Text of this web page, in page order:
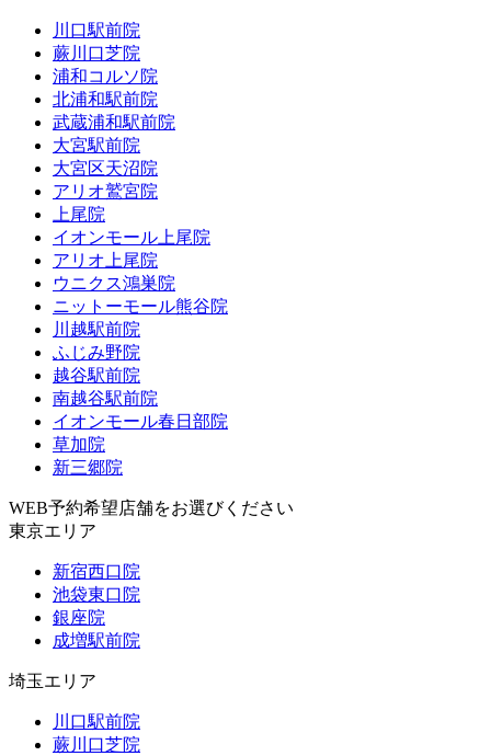
川口駅前院
蕨川口芝院
浦和コルソ院
北浦和駅前院
武蔵浦和駅前院
大宮駅前院
大宮区天沼院
アリオ鷲宮院
上尾院
イオンモール上尾院
アリオ上尾院
ウニクス鴻巣院
ニットーモール熊谷院
川越駅前院
ふじみ野院
越谷駅前院
南越谷駅前院
イオンモール春日部院
草加院
新三郷院
WEB予約希望店舗をお選びください
東京エリア
新宿西口院
池袋東口院
銀座院
成増駅前院
埼玉エリア
川口駅前院
蕨川口芝院